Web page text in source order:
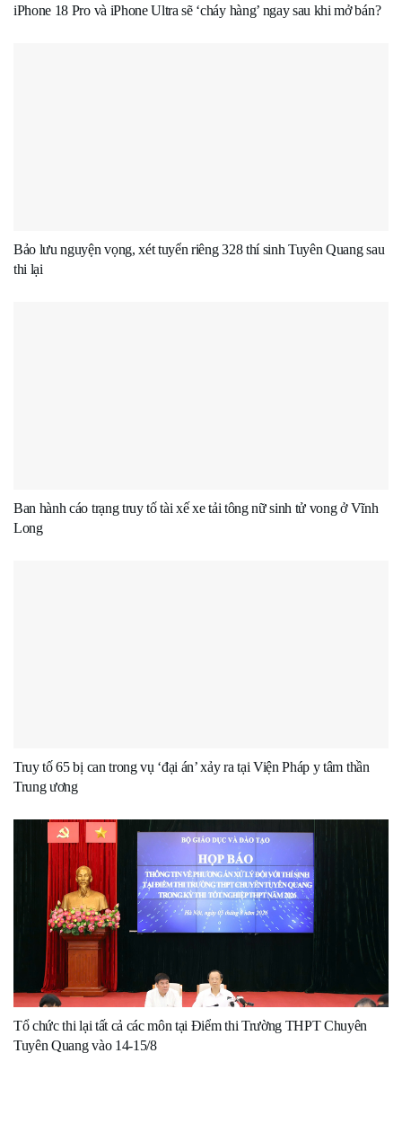
iPhone 18 Pro và iPhone Ultra sẽ ‘cháy hàng’ ngay sau khi mở bán?
Bảo lưu nguyện vọng, xét tuyển riêng 328 thí sinh Tuyên Quang sau
thi lại
Ban hành cáo trạng truy tố tài xế xe tải tông nữ sinh tử vong ở Vĩnh
Long
Truy tố 65 bị can trong vụ ‘đại án’ xảy ra tại Viện Pháp y tâm thần
Trung ương
Tổ chức thi lại tất cả các môn tại Điểm thi Trường THPT Chuyên
Tuyên Quang vào 14-15/8